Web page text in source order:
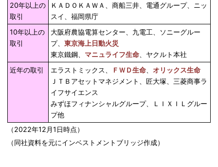
20年以上の
取引
ＫＡＤＯＫＡＷＡ、商船三井、電通グループ、ニッ
スイ、福岡県庁
10年以上の
取引
大阪府農協電算センター、九電工、ソニーグルー
プ、東京海上日動火災
東京鐵鋼、 マニュライフ生命 、ヤクルト本社
近年の取引
エラストミックス、 ＦＷＤ生命 、オリックス生命
ＪＴＢアセットマネジメント、匠大塚、三菱商事ラ
イフサイエンス
みずほフィナンシャルグループ、ＬＩＸＩＬグルー
プ他
（2022年12月1日時点）
（同社資料を元にインベストメントブリッジ作成）